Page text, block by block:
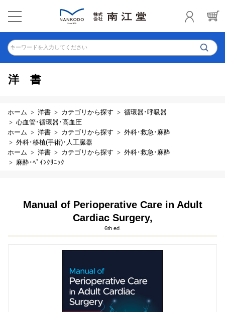
キーワードを入力してください
洋書
ホーム 洋書 カテゴリから探す
循環器･呼吸器
心血管･循環器･高血圧
ホーム
洋書 カテゴリから探す
外科･救急･麻酔
外科･移植(手術)･人工臓器
ホーム
洋書 カテゴリから探す
外科･救急･麻酔
麻酔･ﾍﾟｲﾝｸﾘﾆｯｸ
Manual of Perioperative Care in Adult
Cardiac Surgery,
6th ed.